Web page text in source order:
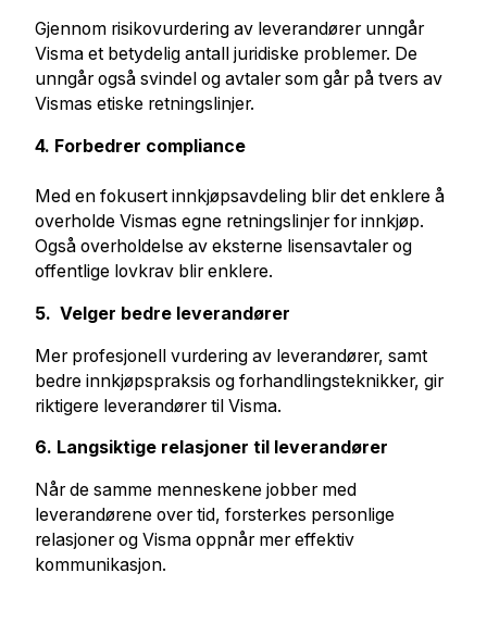
Gjennom risikovurdering av leverandører unngår
Visma et betydelig antall juridiske problemer. De
unngår også svindel og avtaler som går på tvers av
Vismas etiske retningslinjer.
4. Forbedrer compliance
Med en fokusert innkjøpsavdeling blir det enklere å
overholde Vismas egne retningslinjer for innkjøp.
Også overholdelse av eksterne lisensavtaler og
offentlige lovkrav blir enklere.
5. Velger bedre leverandører
Mer profesjonell vurdering av leverandører, samt
bedre innkjøpspraksis og forhandlingsteknikker, gir
riktigere leverandører til Visma.
6. Langsiktige relasjoner til leverandører
Når de samme menneskene jobber med
leverandørene over tid, forsterkes personlige
relasjoner og Visma oppnår mer effektiv
kommunikasjon.